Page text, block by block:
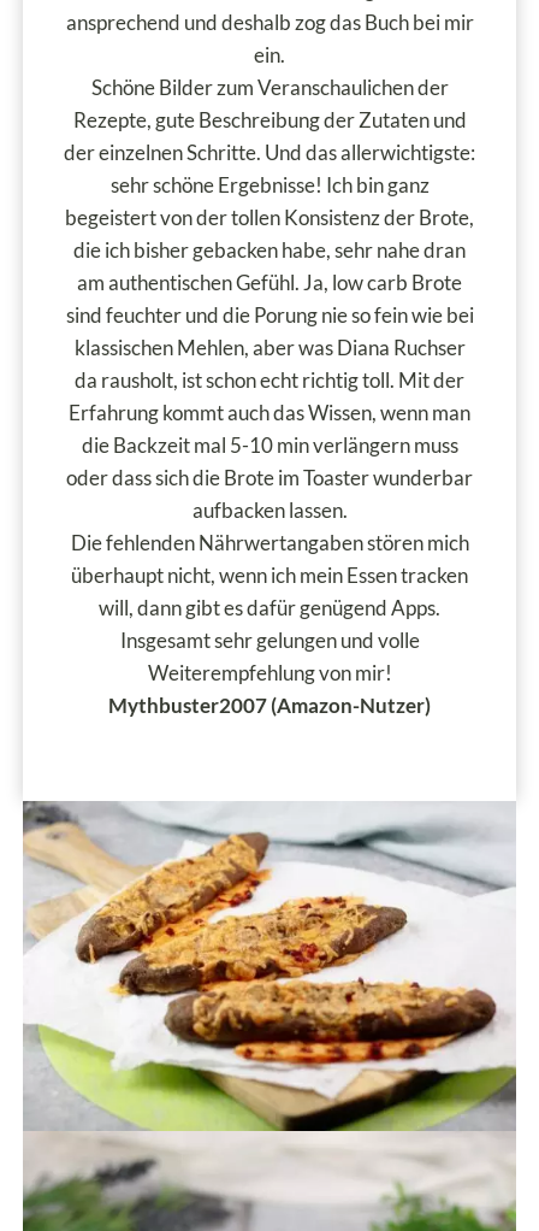
ansprechend und deshalb zog das Buch bei mir
ein.
Schöne Bilder zum Veranschaulichen der
Rezepte, gute Beschreibung der Zutaten und
der einzelnen Schritte. Und das allerwichtigste:
sehr schöne Ergebnisse! Ich bin ganz
begeistert von der tollen Konsistenz der Brote,
die ich bisher gebacken habe, sehr nahe dran
am authentischen Gefühl. Ja, low carb Brote
sind feuchter und die Porung nie so fein wie bei
klassischen Mehlen, aber was Diana Ruchser
da rausholt, ist schon echt richtig toll. Mit der
Erfahrung kommt auch das Wissen, wenn man
die Backzeit mal 5-10 min verlängern muss
oder dass sich die Brote im Toaster wunderbar
aufbacken lassen.
Die fehlenden Nährwertangaben stören mich
überhaupt nicht, wenn ich mein Essen tracken
will, dann gibt es dafür genügend Apps.
Insgesamt sehr gelungen und volle
Weiterempfehlung von mir!
Mythbuster2007 (Amazon-Nutzer)